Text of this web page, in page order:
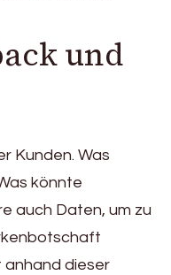
und
Kunden. Was
könnte
auch Daten, um zu
anhand dieser